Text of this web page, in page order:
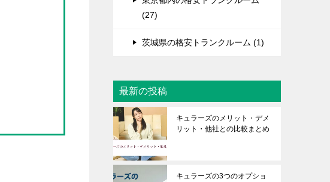
(27)
茨城県の格安トランクルーム (1)
最新の投稿
キュラーズのメリット・デメ
リット・他社との比較まとめ
キュラーズの3つのオプショ